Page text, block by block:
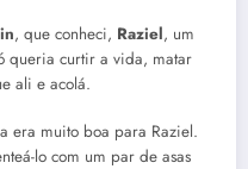
, que conheci, Raziel, um
queria curtir a vida, matar
ali e acolá.
era muito boa para Raziel.
lo com um par de asas